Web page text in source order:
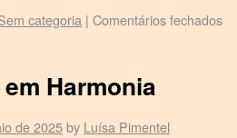
categoria | Comentários fechados
Harmonia
de 2025by Luísa Pimentel